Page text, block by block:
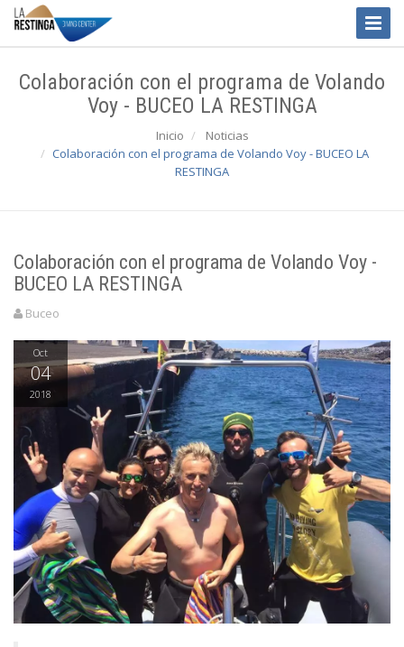
Toggle
Colaboración con el programa de Volando
Voy - BUCEO LA RESTINGA
Inicio
Noticias
Colaboración con el programa de Volando Voy - BUCEO LA
RESTINGA
Colaboración con el programa de Volando Voy -
BUCEO LA RESTINGA
Buceo
Oct
04
2018